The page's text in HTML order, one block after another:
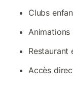
Clubs
Restaurant
Accès